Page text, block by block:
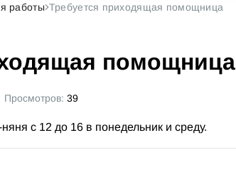
работы Требуется приходящая помощница
помощница
Просмотров: 39
с 12 до 16 в понедельник и среду.